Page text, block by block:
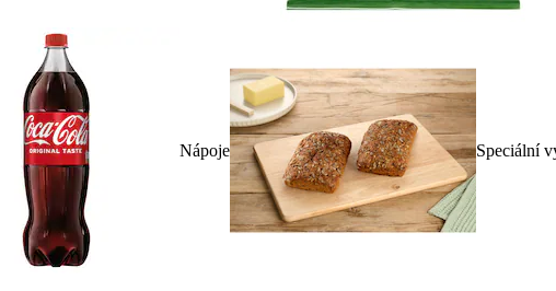
Nápoje Speciální